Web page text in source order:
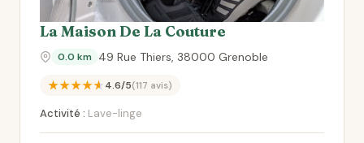
La Maison De La Couture
0.0 km 49 Rue Thiers, 38000 Grenoble
★★★★★4.6/5(117 avis)
Activité : Lave-linge